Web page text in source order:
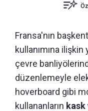
Fransa'nın
kullanımına
çevre
düzenlemeyle
hoverboard gibi
kullananların kask